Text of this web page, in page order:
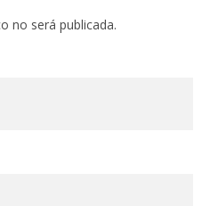
no será publicada.